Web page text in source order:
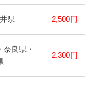
県 2,500円
良県・
2,300円